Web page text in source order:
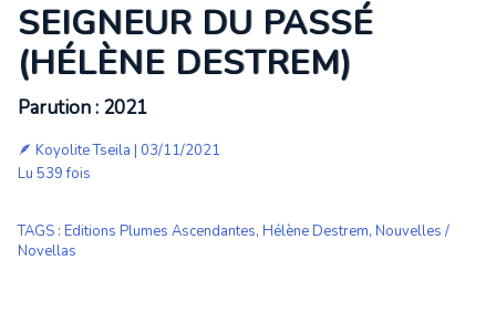
SEIGNEUR DU PASSÉ
(HÉLÈNE DESTREM)
Parution : 2021
🪶 Koyolite Tseila | 03/11/2021
Lu 539 fois
TAGS : Editions Plumes Ascendantes, Hélène Destrem, Nouvelles /
Novellas